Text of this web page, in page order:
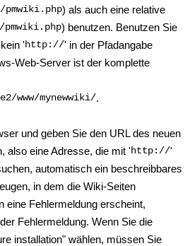
pmwiki.php) als auch eine relative
) benutzen. Benutzen Sie
'http://' in der Pfadangabe
Web-Server ist der komplette
www/mynewwiki/.
und geben Sie den URL des neuen
also eine Adresse, die mit 'http://'
automatisch ein beschreibbares
in dem die Wiki-Seiten
eine Fehlermeldung erscheint,
Fehlermeldung. Wenn Sie die
installation" wählen, müssen Sie